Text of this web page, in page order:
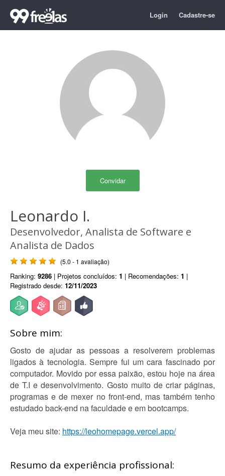
Login Cadastre-se
Convidar
Leonardo I.
Desenvolvedor, Analista de Software e
Analista de Dados
(5.0 - 1 avaliação)
Ranking: 9286 | Projetos concluídos: 1 | Recomendações: 1 |
Registrado desde: 12/11/2023
Sobre mim:
Gosto de ajudar as pessoas a resolverem problemas
ligados à tecnologia. Sempre fui um cara fascinado por
computador. Movido por essa paixão, estou hoje na área
de T.I e desenvolvimento. Gosto muito de criar páginas,
programas e de mexer no front-end, mas também tenho
estudado back-end na faculdade e em bootcamps.
Veja meu site: https://leohomepage.vercel.app/
Resumo da experiência profissional: